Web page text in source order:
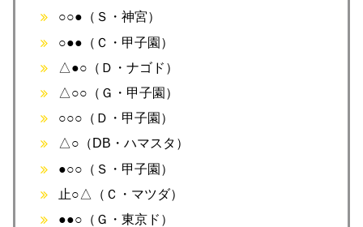
○○●（Ｓ・神宮）
○●●（Ｃ・甲子園）
△●○（Ｄ・ナゴド）
△○○（Ｇ・甲子園）
○○○（Ｄ・甲子園）
△○（DB・ハマスタ）
●○○（Ｓ・甲子園）
止○△（Ｃ・マツダ）
●●○（Ｇ・東京ド）